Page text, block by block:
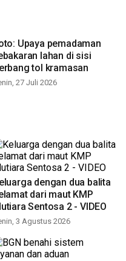
Upaya pemadaman
lahan di sisi
tol kramasan
27 Juli 2026
dengan dua balita
dari maut KMP
Sentosa 2 - VIDEO
3 Agustus 2026